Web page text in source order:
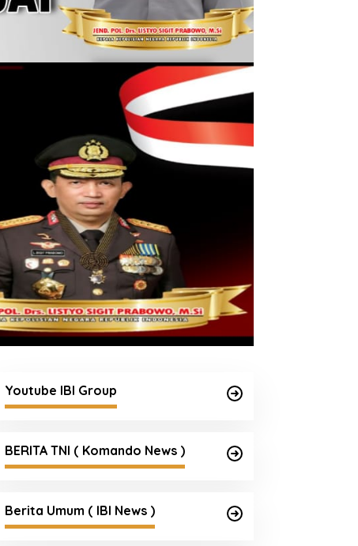
Youtube IBI Group
BERITA TNI ( Komando News )
Berita Umum ( IBI News )